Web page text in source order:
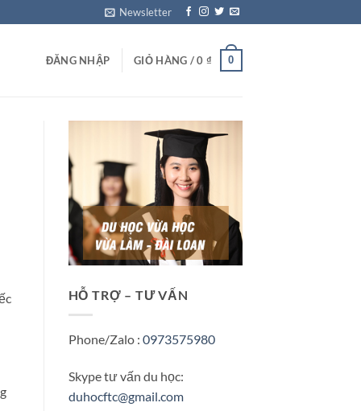
Newsletter
ĐĂNG NHẬP GIỎ HÀNG /0 ₫ 0
HỖ TRỢ – TƯ VẤN
Phone/Zalo : 0973575980
Skype tư vấn du học:
duhocftc@gmail.com